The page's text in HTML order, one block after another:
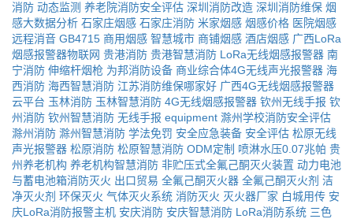
消防 动态监测 养老院消防安全评估 深圳消防改造 深圳消防维保 烟
感大数据分析 石家庄烟感 石家庄消防 米家烟感 烟感价格 医院烟感
远程消音 GB4715 商用烟感 智慧城市 商铺烟感 酒店烟感 广西LoRa
烟感报警器物联网 贵港消防 贵港智慧消防 LoRa无线烟感报警器 南
宁消防 伸缩杆烟枪 为邦消防设备 商业综合体4G无线声光报警器 海
西消防 海西智慧消防 江苏消防维保哪家好 广西4G无线烟感报警器
云平台 玉林消防 玉林智慧消防 4G无线烟感报警器 钦州无线手报 钦
州消防 钦州智慧消防 无线手报 equipment 滁州学校消防安全评估
滁州消防 滁州智慧消防 学法免罚 安全应急装备 安全评估 松原无线
声光报警器 松原消防 松原智慧消防 ODM定制 喷淋水压0.07兆帕 贵
州养老机构 养老机构智慧消防 非贮压式全氟己酮灭火装置 动力电池
与蓄电池箱消防灭火 出口贸易 全氟己酮灭火器 全氟己酮灭火剂 洁
净灭火剂 环保灭火 气体灭火系统 消防灭火 灭火器厂家 白城用传 安
庆LoRa消防报警主机 安庆消防 安庆智慧消防 LoRa消防系统 三色